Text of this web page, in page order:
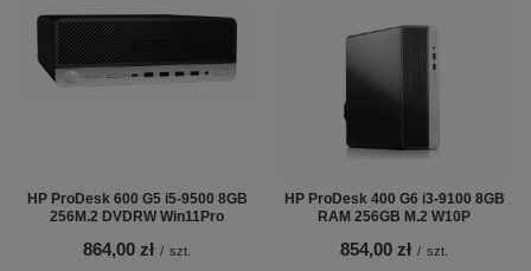
HP ProDesk 600 G5 i5-9500 8GB
256M.2 DVDRW Win11Pro
864,00 zł / szt.
HP ProDesk 400 G6 i3-9100 8GB
RAM 256GB M.2 W10P
854,00 zł / szt.